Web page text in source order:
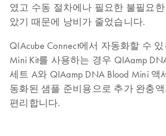
였고 수동 절차에나 필요한 불필요
았기 때문에 낭비가 줄었습니다.
QIAcube Connect에서 자동화할 수
Mini Kit를 사용하는 경우 QIAamp
세트 A와 QIAamp DNA Blood Mini
동화된 샘플 준비용으로 추가 완충
편리합니다.